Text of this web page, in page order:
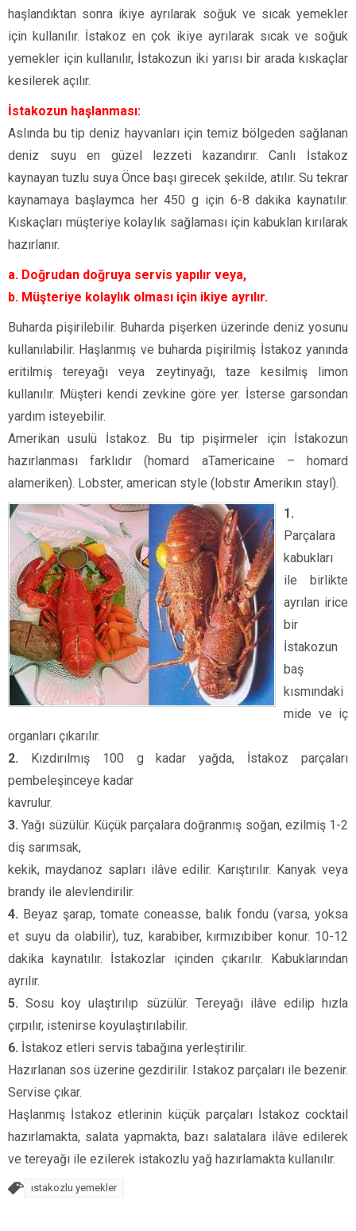
haşlandıktan sonra ikiye ayrılarak soğuk ve sıcak yemekler
için kullanılır. İstakoz en çok ikiye ayrılarak sıcak ve soğuk
yemekler için kullanılır, İstakozun iki yarısı bir arada kıskaçlar
kesilerek açılır.
İstakozun haşlanması:
Aslında bu tip deniz hayvanları için temiz bölgeden sağlanan
deniz suyu en güzel lezzeti kazandırır. Canlı İstakoz
kaynayan tuzlu suya Önce başı girecek şekilde, atılır. Su tekrar
kaynamaya başlaymca her 450 g için 6-8 dakika kaynatılır.
Kıskaçları müşteriye kolaylık sağlaması için kabuklan kırılarak
hazırlanır.
a. Doğrudan doğruya servis yapılır veya,
b. Müşteriye kolaylık olması için ikiye ayrılır.
Buharda pişirilebilir. Buharda pişerken üzerinde deniz yosunu
kullanılabilir. Haşlanmış ve buharda pişirilmiş İstakoz yanında
eritilmiş tereyağı veya zeytinyağı, taze kesilmiş limon
kullanılır. Müşteri kendi zevkine göre yer. İsterse garsondan
yardım isteyebilir.
Amerikan usulü İstakoz. Bu tip pişirmeler için İstakozun
hazırlanması farklıdır (homard aTamericaine – homard
alameriken). Lobster, american style (lobstır Amerikın stayl).
1.
Parçalara
kabukları
ile birlikte
ayrılan irice
bir
İstakozun
baş
kısmındaki
mide ve iç
organları çıkarılır.
2. Kızdırılmış 100 g kadar yağda, İstakoz parçaları
pembeleşinceye kadar
kavrulur.
3. Yağı süzülür. Küçük parçalara doğranmış soğan, ezilmiş 1-2
diş sarımsak,
kekik, maydanoz sapları ilâve edilir. Karıştırılır. Kanyak veya
brandy ile alevlendirilir.
4. Beyaz şarap, tomate coneasse, balık fondu (varsa, yoksa
et suyu da olabilir), tuz, karabiber, kırmızıbiber konur. 10-12
dakika kaynatılır. İstakozlar içinden çıkarılır. Kabuklarından
ayrılır.
5. Sosu koy ulaştırılıp süzülür. Tereyağı ilâve edilip hızla
çırpılır, istenirse koyulaştırılabilir.
6. İstakoz etleri servis tabağına yerleştirilir.
Hazırlanan sos üzerine gezdirilir. Istakoz parçaları ile bezenir.
Servise çıkar.
Haşlanmış İstakoz etlerinin küçük parçaları İstakoz cocktail
hazırlamakta, salata yapmakta, bazı salatalara ilâve edilerek
ve tereyağı ile ezilerek istakozlu yağ hazırlamakta kullanılır.
ıstakozlu yemekler